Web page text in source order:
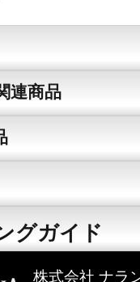
連商品
グガイド
株式会社 ナラ